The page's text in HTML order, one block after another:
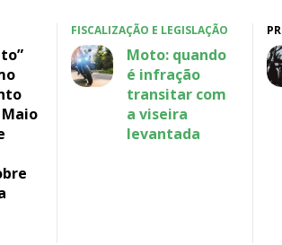
FISCALIZAÇÃO E LEGISLAÇÃO
Moto: quando
é infração
transitar com
a viseira
levantada